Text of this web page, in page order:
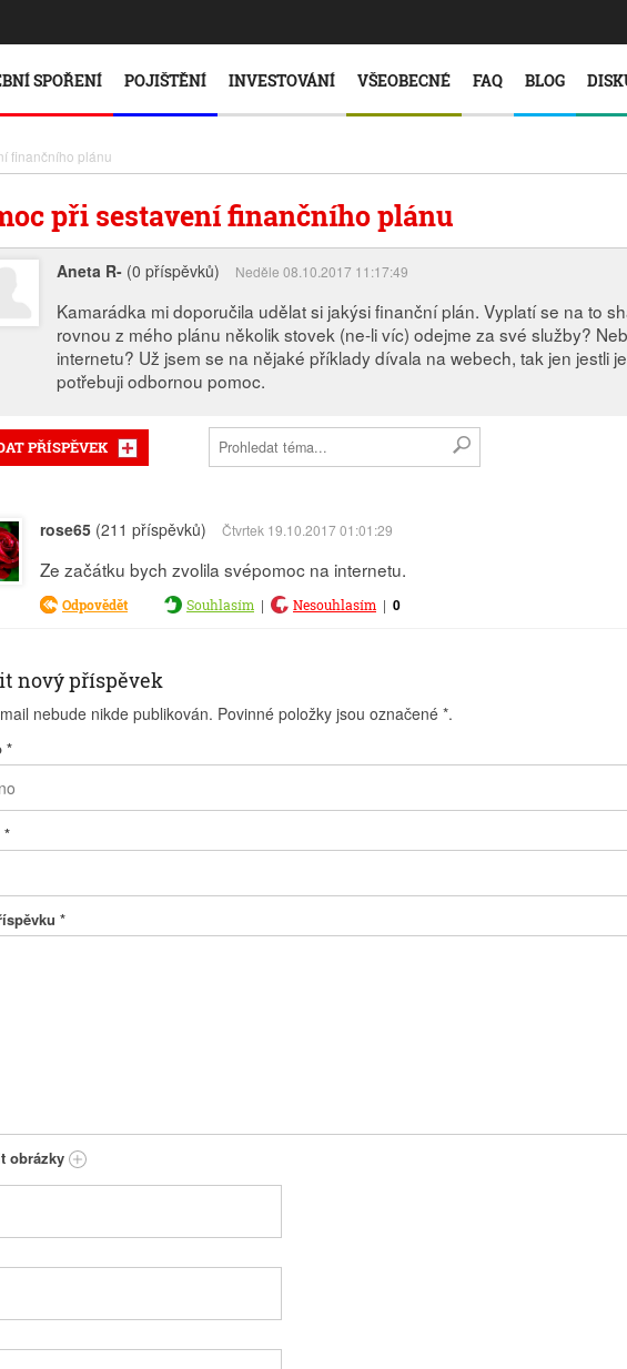
SPOŘENÍ POJIŠTĚNÍ INVESTOVÁNÍ VŠEOBECNÉ FAQ BLOG
finančního plánu
při sestavení finančního plánu
Aneta R- (0 příspěvků) Neděle 08.10.2017 11:17:49
Kamarádka mi doporučila udělat si jakýsi finanční plán. Vyplatí se na to
rovnou z mého plánu několik stovek (ne-li víc) odejme za své služby?
internetu? Už jsem se na nějaké příklady dívala na webech, tak jen jestli
potřebuji odbornou pomoc.
PŘÍSPĚVEK
rose65 (211 příspěvků) Čtvrtek 19.10.2017 01:01:29
Ze začátku bych zvolila svépomoc na internetu.
Odpovědět Souhlasím | Nesouhlasím | 0
nový příspěvek
nebude nikde publikován. Povinné položky jsou označené *.
*
*
*
obrázky